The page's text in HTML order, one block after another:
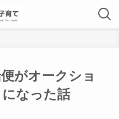
がオークショ
なった話